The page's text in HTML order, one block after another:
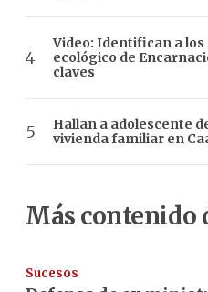
Video: Identifican a
ecológico de
claves
Hallan a adolescente
vivienda familiar en
Más contenido
Sucesos